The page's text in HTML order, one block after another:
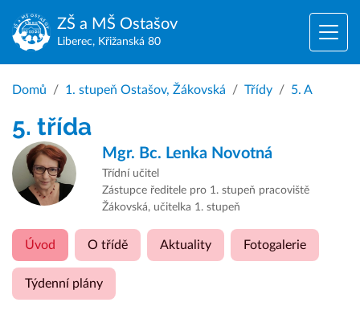
ZŠ a MŠ Ostašov
Liberec, Křižanská 80
Domů 1. stupeň Ostašov, Žákovská Třídy 5. A
5. třída
Mgr. Bc. Lenka Novotná
Třídní učitel
Zástupce ředitele pro 1. stupeň pracoviště
Žákovská, učitelka 1. stupeň
Úvod O třídě Aktuality Fotogalerie
Týdenní plány